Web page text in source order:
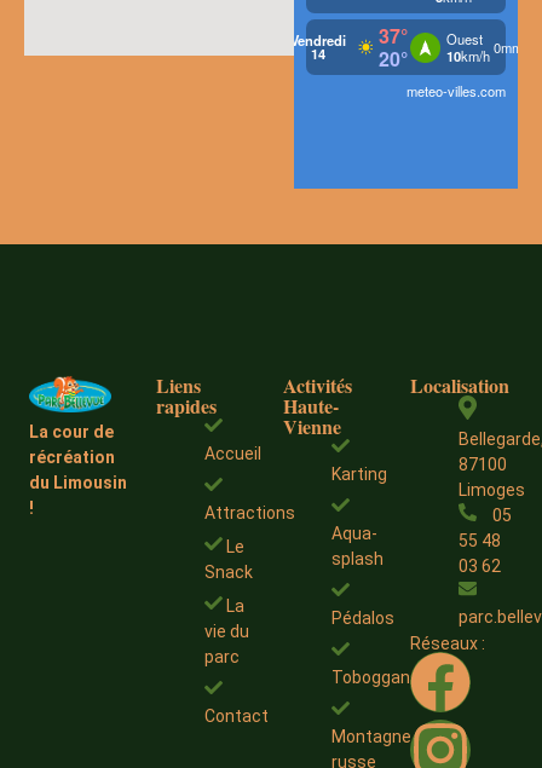
La cour de
récréation
du Limousin
!
Liens
rapides
Accueil
Attractions
Le
Snack
La
vie du
parc
Contact
Activités
Haute-
Vienne
Karting
Aqua-
splash
Pédalos
Toboggans
Montagne
russe
Localisation
87100
Limoges
05
55 48
03 62
Réseaux :